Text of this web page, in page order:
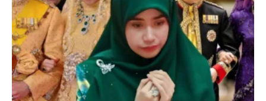
mengira tahun), anda boleh menikmati bufet Krismas
secara percuma! Tawaran ini sah untuk salah satu daripada
tiga pilihan bufet Krismas,dan ia adalah cara terbaik untuk
menambah keceriaan percutian anda.